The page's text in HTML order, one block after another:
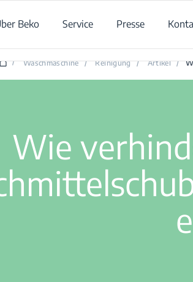
Beko Service Presse
/ Waschmaschine / Reinigung / Artikel /
Wie
Wie verhindert man, dass in